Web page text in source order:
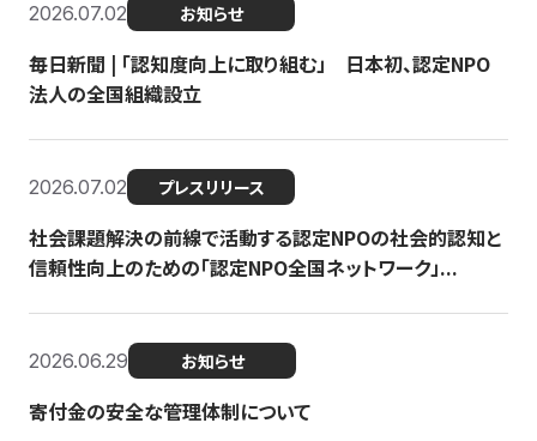
2026.07.02 お知らせ
毎日新聞 | 「認知度向上に取り組む」 日本初、認定NPO
法人の全国組織設立
2026.07.02 プレスリリース
社会課題解決の前線で活動する認定NPOの社会的認知と
信頼性向上のための「認定NPO全国ネットワーク」...
2026.06.29 お知らせ
寄付金の安全な管理体制について